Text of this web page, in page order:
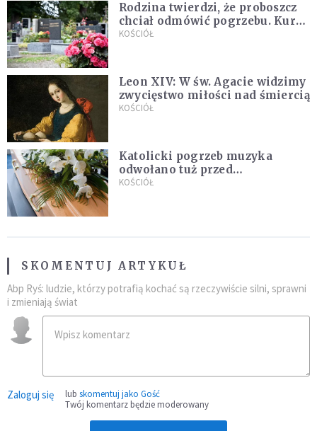
Rodzina twierdzi, że proboszcz
chciał odmówić pogrzebu. Kuria
zapowiada wyjaśnienia
KOŚCIÓŁ
Leon XIV: W św. Agacie widzimy
zwycięstwo miłości nad śmiercią
KOŚCIÓŁ
Katolicki pogrzeb muzyka
odwołano tuż przed
uroczystością. Powodem była
KOŚCIÓŁ
SKOMENTUJ ARTYKUŁ
Abp Ryś: ludzie, którzy potrafią kochać są rzeczywiście silni, sprawni
i zmieniają świat
Zaloguj się lub skomentuj jako Gość
Twój komentarz będzie moderowany